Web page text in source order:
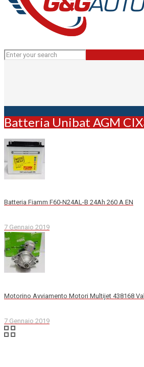
Batteria Unibat AGM
Batteria Fiamm F60-N24AL-B 24Ah 260 A EN
7 Gennaio 2019
Motorino Avviamento Motori Multijet 438168
7 Gennaio 2019